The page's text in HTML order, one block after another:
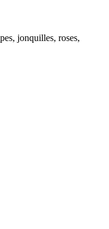
jonquilles, roses,